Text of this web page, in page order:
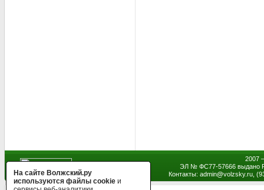
2007
ЭЛ № ФС77-57666 выдано
Контакты: admin@volzsky.ru,
На сайте Волжский.ру
используются файлы cookie и